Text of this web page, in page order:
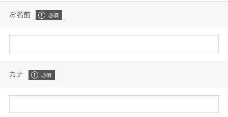
お名前
カナ